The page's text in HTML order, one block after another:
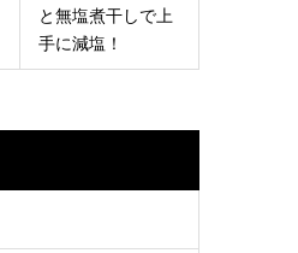
と無塩煮干しで上
手に減塩！